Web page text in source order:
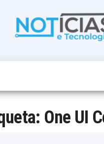
noticias de
num só lugar
One UI